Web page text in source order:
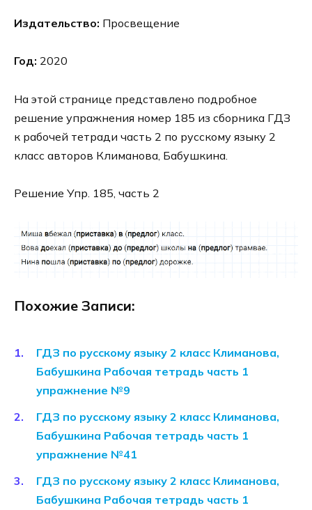
Издательство: Просвещение
Год: 2020
На этой странице представлено подробное
решение упражнения номер 185 из сборника ГДЗ
к рабочей тетради часть 2 по русскому языку 2
класс авторов Климанова, Бабушкина.
Решение Упр. 185, часть 2
Похожие Записи:
ГДЗ по русскому языку 2 класс Климанова,
Бабушкина Рабочая тетрадь часть 1
упражнение №9
ГДЗ по русскому языку 2 класс Климанова,
Бабушкина Рабочая тетрадь часть 1
упражнение №41
ГДЗ по русскому языку 2 класс Климанова,
Бабушкина Рабочая тетрадь часть 1